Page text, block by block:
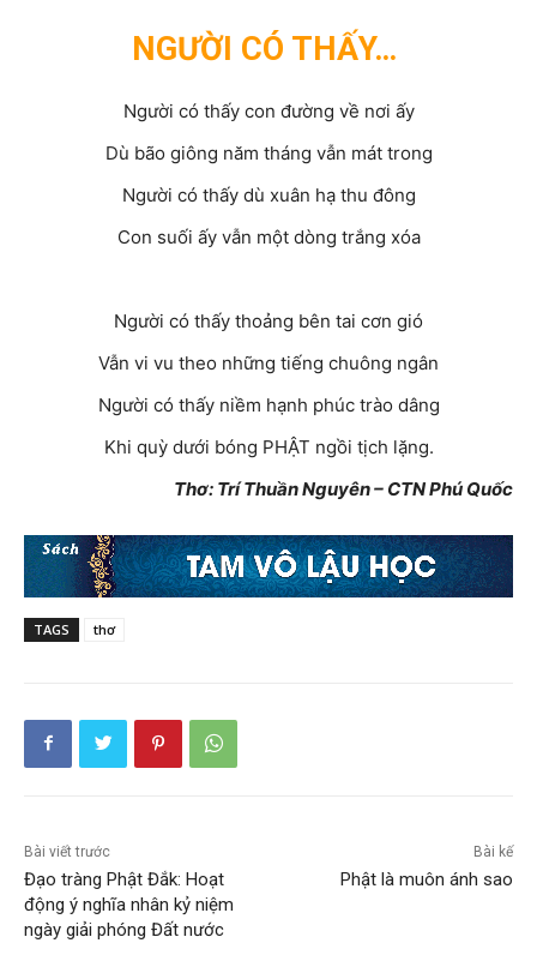
NGƯỜI CÓ THẤY…
Người có thấy con đường về nơi ấy
Dù bão giông năm tháng vẫn mát trong
Người có thấy dù xuân hạ thu đông
Con suối ấy vẫn một dòng trắng xóa
Người có thấy thoảng bên tai cơn gió
Vẫn vi vu theo những tiếng chuông ngân
Người có thấy niềm hạnh phúc trào dâng
Khi quỳ dưới bóng PHẬT ngồi tịch lặng.
Thơ: Trí Thuần Nguyên – CTN Phú Quốc
TAGS thơ
Bài viết trước
Đạo tràng Phật Đắk: Hoạt
động ý nghĩa nhân kỷ niệm
ngày giải phóng Đất nước
Bài kế
Phật là muôn ánh sao